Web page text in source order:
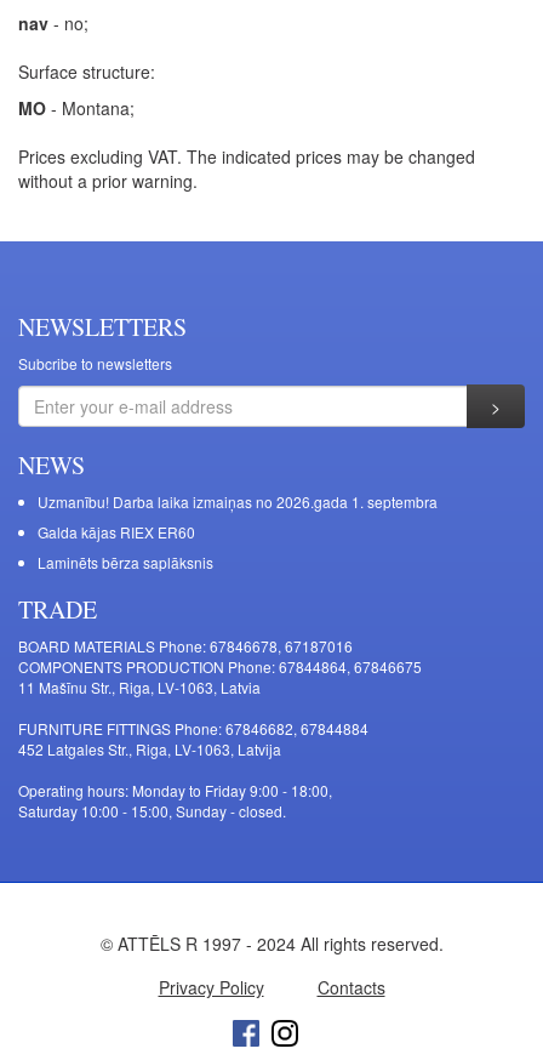
nav - no;
Surface structure:
MO - Montana;
Prices excluding VAT. The indicated prices may be changed
without a prior warning.
NEWSLETTERS
Subcribe to newsletters
NEWS
Uzmanību! Darba laika izmaiņas no 2026.gada 1. septembra
Galda kājas RIEX ER60
Laminēts bērza saplāksnis
TRADE
BOARD MATERIALS Phone: 67846678, 67187016
COMPONENTS PRODUCTION Phone: 67844864, 67846675
11 Mašīnu Str., Riga, LV-1063, Latvia
FURNITURE FITTINGS Phone: 67846682, 67844884
452 Latgales Str., Riga, LV-1063, Latvija
Operating hours: Monday to Friday 9:00 - 18:00,
Saturday 10:00 - 15:00, Sunday - closed.
© ATTĒLS R 1997 - 2024 All rights reserved.
Privacy Policy
Contacts